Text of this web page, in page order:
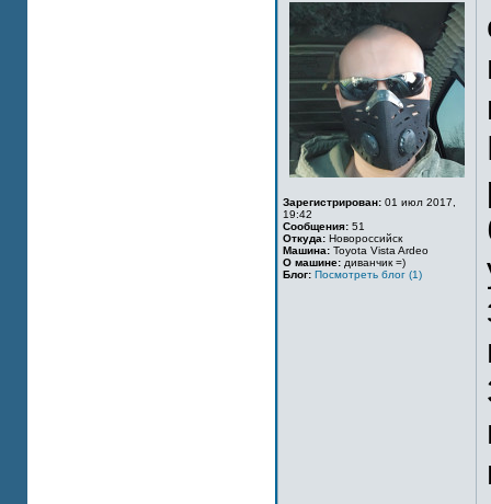
Зарегистрирован: 01 июл 2017,
19:42
Сообщения: 51
Откуда: Новороссийск
Машина: Toyota Vista Ardeo
О машине: диванчик =)
Блог: Посмотреть блог (1)